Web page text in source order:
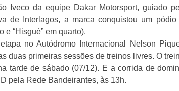
Iveco da equipe Dakar Motorsport, guiado
de Interlagos, a marca conquistou um
e “Hisgué” em quarto).
no Autódromo Internacional Nelson
duas primeiras sessões de treinos livres. O
tarde de sábado (07/12). E a corrida de
pela Rede Bandeirantes, às 13h.